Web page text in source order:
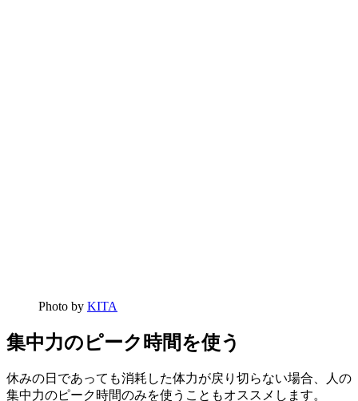
Photo by KITA
集中力のピーク時間を使う
休みの日であっても消耗した体力が戻り切らない場合、人の
集中力のピーク時間のみを使うこともオススメします。